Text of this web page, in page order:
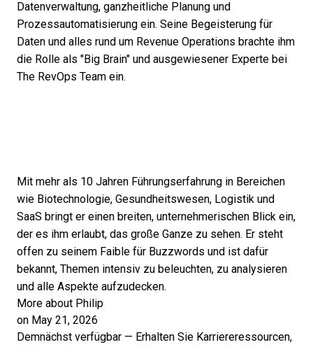
Datenverwaltung, ganzheitliche Planung und
Prozessautomatisierung ein. Seine Begeisterung für
Daten und alles rund um Revenue Operations brachte ihm
die Rolle als "Big Brain" und ausgewiesener Experte bei
The RevOps Team ein.
Mit mehr als 10 Jahren Führungserfahrung in Bereichen
wie Biotechnologie, Gesundheitswesen, Logistik und
SaaS bringt er einen breiten, unternehmerischen Blick ein,
der es ihm erlaubt, das große Ganze zu sehen. Er steht
offen zu seinem Faible für Buzzwords und ist dafür
bekannt, Themen intensiv zu beleuchten, zu analysieren
und alle Aspekte aufzudecken.
More about Philip
on May 21, 2026
Demnächst verfügbar — Erhalten Sie Karriereressourcen,